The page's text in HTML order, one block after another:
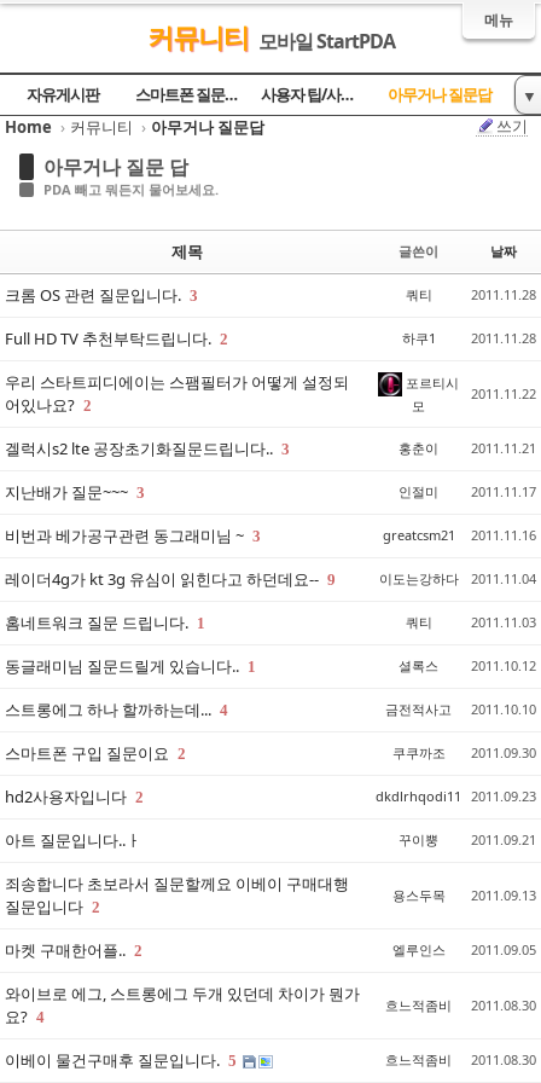
메뉴
커뮤니티 모바일 StartPDA
자유게시판 스마트폰 질문과 답 사용자 팁/사용기
아무거나 질문답
토론의 장
▼
Home › 커뮤니티 › 아무거나 질문답 쓰기
아무거나 질문 답
PDA 빼고 뭐든지 물어보세요.
제목 글쓴이 날짜
크롬 OS 관련 질문입니다. 3 쿼티 2011.11.28
Full HD TV 추천부탁드립니다. 2 하쿠1 2011.11.28
우리 스타트피디에이는 스팸필터가 어떻게 설정되
어있나요? 2
포르티시
모
2011.11.22
겔럭시s2 lte 공장초기화질문드립니다.. 3 홍춘이 2011.11.21
지난배가 질문~~~ 3 인절미 2011.11.17
비번과 베가공구관련 동그래미님 ~ 3 greatcsm21 2011.11.16
레이더4g가 kt 3g 유심이 읽힌다고 하던데요-- 9 이도는강하다 2011.11.04
홈네트워크 질문 드립니다. 1 쿼티 2011.11.03
동글래미님 질문드릴게 있습니다.. 1 셜록스 2011.10.12
스트롱에그 하나 할까하는데... 4 금전적사고 2011.10.10
스마트폰 구입 질문이요 2 쿠쿠까조 2011.09.30
hd2사용자입니다 2 dkdlrhqodi11 2011.09.23
아트 질문입니다..ㅏ 꾸이뿡 2011.09.21
죄송합니다 초보라서 질문할께요 이베이 구매대행
질문입니다 2
용스두목 2011.09.13
마켓 구매한어플.. 2 엘루인스 2011.09.05
와이브로 에그, 스트롱에그 두개 있던데 차이가 뭔가
요? 4
흐느적좀비 2011.08.30
이베이 물건구매후 질문입니다. 5 흐느적좀비 2011.08.30
Sketchbook5, 스케치북5
Sketchbook5, 스케치북5
Sketchbook5, 스케치북5
Sketchbook5, 스케치북5